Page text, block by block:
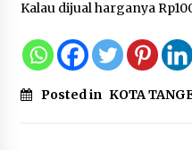
Tak Ada
8
Kalau dijual harganya
Posted in KOTA